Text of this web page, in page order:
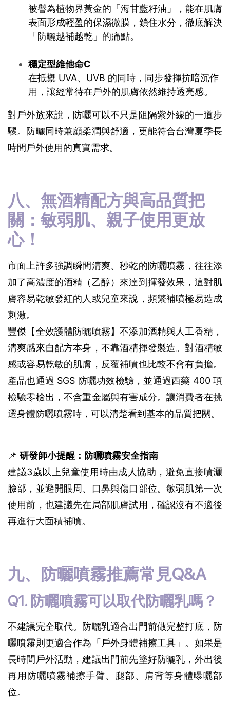
被譽為植物界黃金的「海甘藍籽油」，能在肌膚
表面形成輕盈的保濕微膜，鎖住水分，徹底解決
「防曬越補越乾」的痛點。
穩定型維他命C
在抵禦 UVA、UVB 的同時，同步發揮抗暗沉作
用，讓經常待在戶外的肌膚依然維持透亮感。
對戶外族來說，防曬可以不只是阻隔紫外線的一道步
驟。防曬同時兼顧柔潤與舒適，更能符合台灣夏季長
時間戶外使用的真實需求。
八、無酒精配方與高品質把
關：敏弱肌、親子使用更放
心！
市面上許多強調瞬間清爽、秒乾的防曬噴霧，往往添
加了高濃度的酒精（乙醇）來達到揮發效果，這對肌
膚容易乾敏發紅的人或兒童來說，頻繁補噴極易造成
刺激。
豐傑【全效護體防曬噴霧】不添加酒精與人工香精，
清爽感來自配方本身，不靠酒精揮發製造。對酒精敏
感或容易乾敏的肌膚，反覆補噴也比較不會有負擔。
產品也通過 SGS 防曬功效檢驗，並通過西藥 400 項
檢驗零檢出，不含重金屬與有害成分。讓消費者在挑
選身體防曬噴霧時，可以清楚看到基本的品質把關。
📌 研發師小提醒：防曬噴霧安全指南
建議3歲以上兒童使用時由成人協助，避免直接噴灑
臉部，並避開眼周、口鼻與傷口部位。敏弱肌第一次
使用前，也建議先在局部肌膚試用，確認沒有不適後
再進行大面積補噴。
九、防曬噴霧推薦常見Q&A
Q1. 防曬噴霧可以取代防曬乳嗎？
不建議完全取代。防曬乳適合出門前做完整打底，防
曬噴霧則更適合作為「戶外身體補擦工具」。如果是
長時間戶外活動，建議出門前先塗好防曬乳，外出後
再用防曬噴霧補擦手臂、腿部、肩背等身體曝曬部
位。